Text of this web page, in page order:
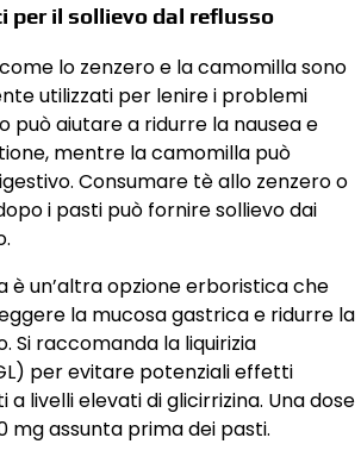
per il sollievo dal reflusso
lo zenzero e la camomilla sono
utilizzati per lenire i problemi
può aiutare a ridurre la nausea e
mentre la camomilla può
Consumare tè allo zenzero o
i pasti può fornire sollievo dai
è un’altra opzione erboristica che
la mucosa gastrica e ridurre la
Si raccomanda la liquirizia
per evitare potenziali effetti
livelli elevati di glicirrizina. Una dose
mg assunta prima dei pasti.